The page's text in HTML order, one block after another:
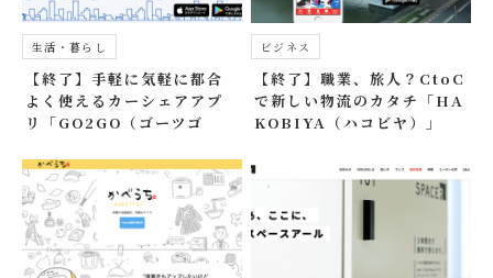
生活・暮らし
【終了】手軽に気軽に都合
よく使えるカーシェアアプ
リ「GO2GO（ゴーツゴ
ビジネス
【終了】職業、旅人？CtoC
で新しい物流のカタチ「HA
KOBIYA（ハコビヤ）」